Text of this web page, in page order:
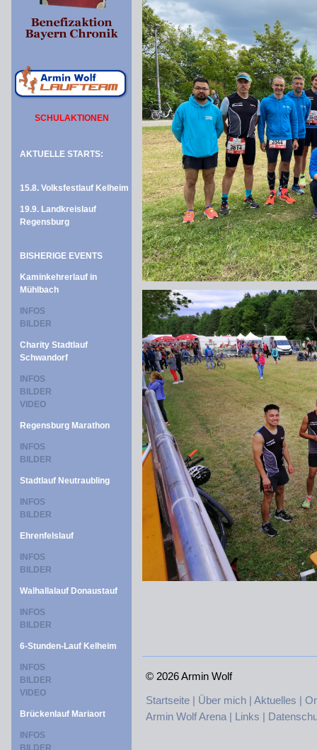
SCHULAKTIONEN
AKTUELLE STARTS:
15.8. Volksfestlauf Kelheim
19.9. Landkreislauf
Regensburg
BISHERIGE EVENTS
Kaminkehrerlauf in
Mühlbach
INFOS
BILDER
Charity Stadtlauf
Schwandorf
INFOS
BILDER
VIDEO
Regensburg Marathon
INFOS
BILDER
Stadtlauf Neutraubling
INFOS
BILDER
Ehrenfelslauf
INFOS
BILDER
Walhallalauf Donaustauf
INFOS
BILDER
6-Stunden-Lauf Kelheim
INFOS
BILDER
VIDEO
Brückenlauf Mariaort
INFOS
BILDER
© 2026 Armin Wolf
Startseite | Über mich | Aktuelles |
Armin Wolf Arena | Links |